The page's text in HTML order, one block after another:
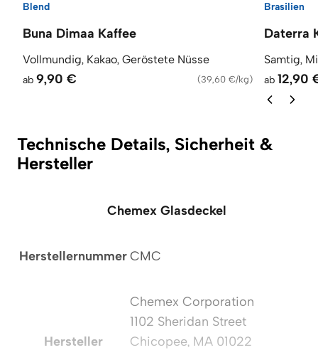
Blend
Buna Dimaa Kaffee
Vollmundig, Kakao, Geröstete Nüsse
ab 9,90 € (39,60 €/kg)
Brasilien
Daterra
Samtig,
ab 12,90
Technische Details, Sicherheit &
Hersteller
Chemex Glasdeckel
HerstellernummerCMC
Hersteller
Chemex Corporation
1102 Sheridan Street
Chicopee, MA 01022